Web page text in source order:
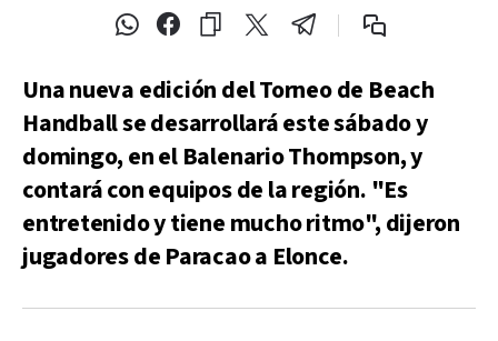
Una nueva edición del Torneo de Beach
Handball se desarrollará este sábado y
domingo, en el Balenario Thompson, y
contará con equipos de la región. "Es
entretenido y tiene mucho ritmo", dijeron
jugadores de Paracao a Elonce.